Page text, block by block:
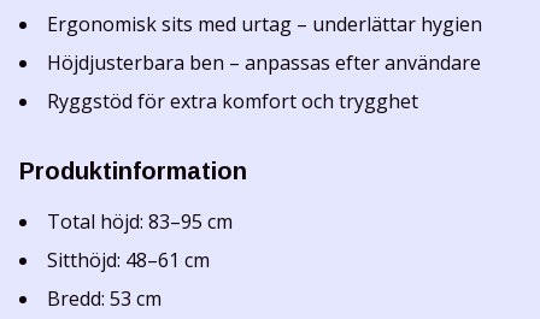
Ergonomisk sits med urtag – underlättar hygien
Höjdjusterbara ben – anpassas efter användare
Ryggstöd för extra komfort och trygghet
Produktinformation
Total höjd: 83–95 cm
Sitthöjd: 48–61 cm
Bredd: 53 cm